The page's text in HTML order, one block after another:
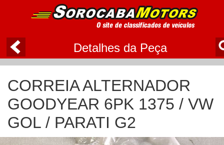
Detalhes da Peça
CORREIA ALTERNADOR
GOODYEAR 6PK 1375 / VW
GOL / PARATI G2